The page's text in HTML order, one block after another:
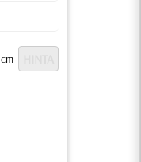
cm